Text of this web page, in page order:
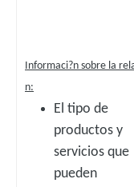
Informaci?n sobre la
n:
El tipo de
productos y
servicios que
pueden